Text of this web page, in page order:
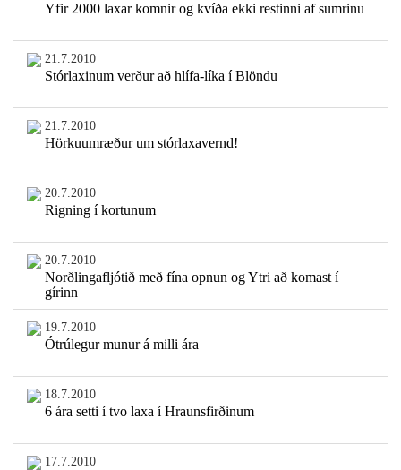
Yfir 2000 laxar komnir og kvíða ekki restinni af sumrinu
21.7.2010
Stórlaxinum verður að hlífa-líka í Blöndu
21.7.2010
Hörkuumræður um stórlaxavernd!
20.7.2010
Rigning í kortunum
20.7.2010
Norðlingafljótið með fína opnun og Ytri að komast í
gírinn
19.7.2010
Ótrúlegur munur á milli ára
18.7.2010
6 ára setti í tvo laxa í Hraunsfirðinum
17.7.2010